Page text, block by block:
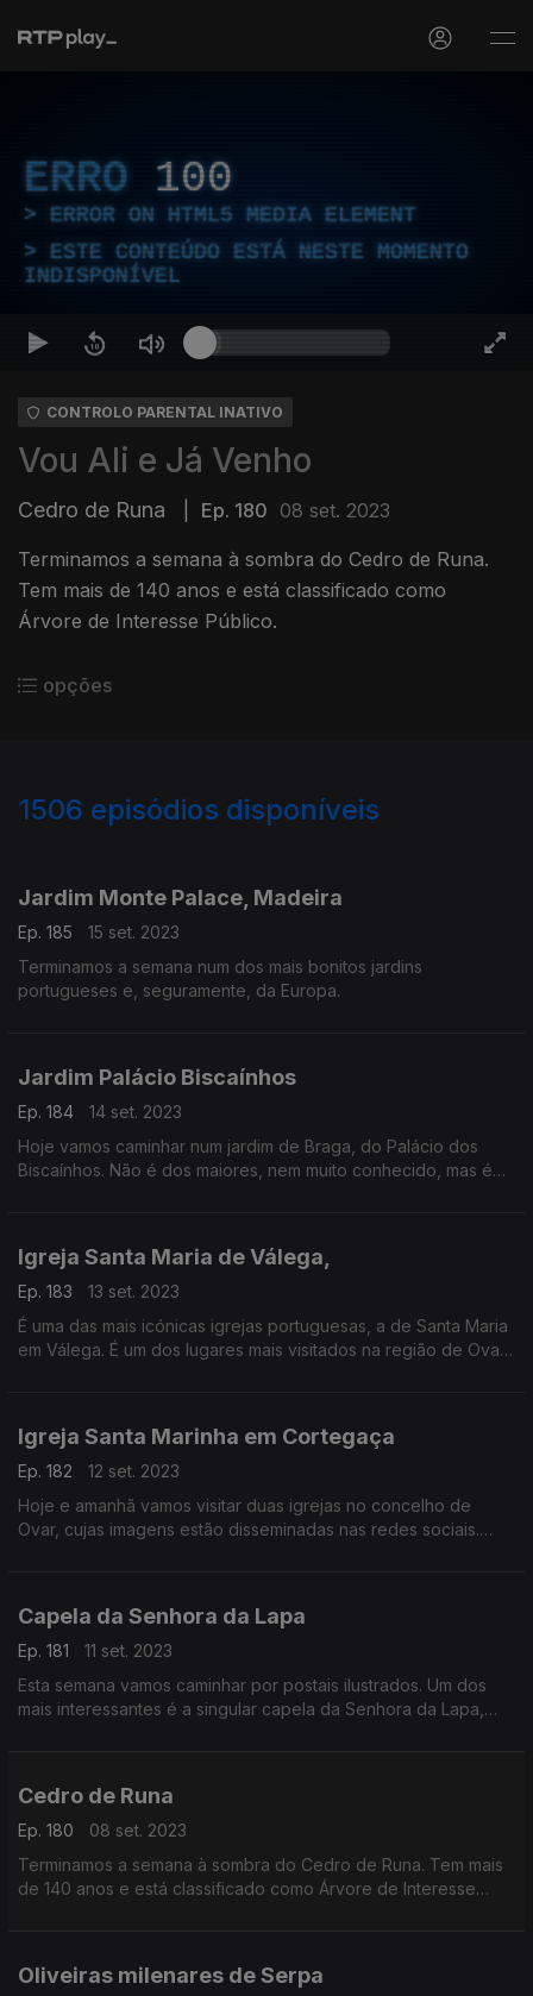
ERRO 100
ERROR ON HTML5 MEDIA ELEMENT
ESTE CONTEÚDO ESTÁ NESTE MOMENTO
INDISPONÍVEL
CONTROLO PARENTAL INATIVO
Vou Ali e Já Venho
Cedro de Runa Ep. 180 08 set. 2023
Terminamos a semana à sombra do Cedro de Runa.
Tem mais de 140 anos e está classificado como
Árvore de Interesse Público.
opções
1506 episódios disponíveis
Jardim Monte Palace, Madeira
Ep. 185
15 set. 2023
Terminamos a semana num dos mais bonitos jardins
portugueses e, seguramente, da Europa.
Jardim Palácio Biscaínhos
Ep. 184
14 set. 2023
Hoje vamos caminhar num jardim de Braga, do Palácio dos
Biscaínhos. Não é dos maiores, nem muito conhecido, mas é
Igreja Santa Maria de Válega,
Ep. 183
13 set. 2023
É uma das mais icónicas igrejas portuguesas, a de Santa Maria
em Válega. É um dos lugares mais visitados na região de Ovar
Igreja Santa Marinha em Cortegaça
Ep. 182
12 set. 2023
Hoje e amanhã vamos visitar duas igrejas no concelho de
Ovar, cujas imagens estão disseminadas nas redes sociais.
Capela da Senhora da Lapa
Ep. 181
11 set. 2023
Esta semana vamos caminhar por postais ilustrados. Um dos
mais interessantes é a singular capela da Senhora da Lapa,
Cedro de Runa
Ep. 180
08 set. 2023
Terminamos a semana à sombra do Cedro de Runa. Tem mais
de 140 anos e está classificado como Árvore de Interesse
Oliveiras milenares de Serpa